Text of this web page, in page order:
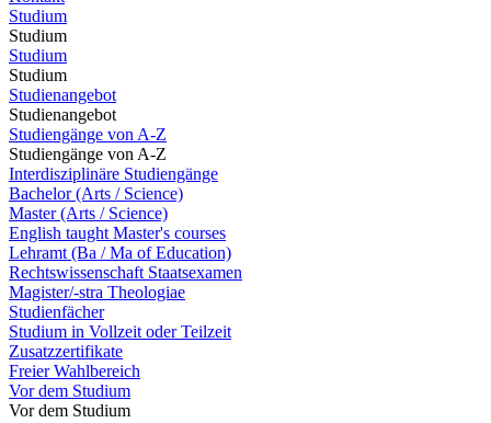
Studium
Studium
Studium
Studium
Studienangebot
Studienangebot
Studiengänge von A-Z
Studiengänge von A-Z
Interdisziplinäre Studiengänge
Bachelor (Arts / Science)
Master (Arts / Science)
English taught Master's courses
Lehramt (Ba / Ma of Education)
Rechtswissenschaft Staatsexamen
Magister/-stra Theologiae
Studienfächer
Studium in Vollzeit oder Teilzeit
Zusatzzertifikate
Freier Wahlbereich
Vor dem Studium
Vor dem Studium